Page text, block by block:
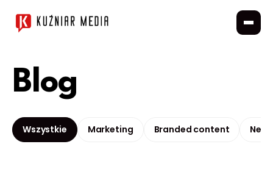
Blog
Wszystkie Marketing Branded content News